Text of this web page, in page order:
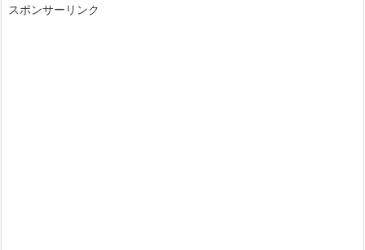
スポンサーリンク